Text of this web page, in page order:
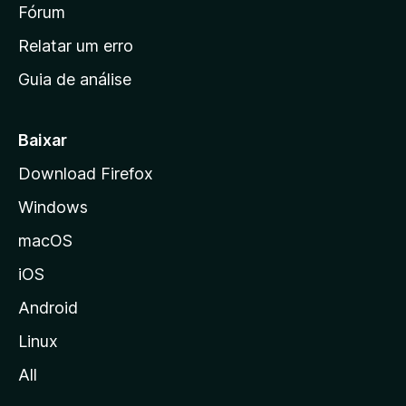
e
i
n
c
a
d
a
z
i
a
Fórum
Relatar um erro
Guia de análise
Baixar
Download Firefox
Windows
macOS
iOS
Android
Linux
All